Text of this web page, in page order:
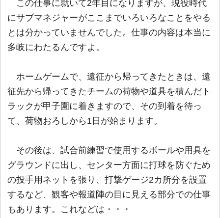
この仕事に就いて2年目になりますが、現役時代
にサブマネジャーがここまでいろいろなことをやる
とは分かっていませんでした。仕事の内容は本当に
多岐にわたるんですよ。
ホームゲームで、遠征から帰ってきたときは、遠
征先から帰ってきたチームの荷物や道具を積んだト
ラックが甲子園に着きますので、その到着を待っ
て、荷物おろしから1日が始まります。
その後は、試合前練習で使用するボールや用具を
グラウンドに出し、センター方面に打球を防ぐため
の投手用ネットを張り、打撃ゲージ2カ所分を設置
するなど、観客や報道陣の目に見える部分での仕事
もあります。これなどは・・・